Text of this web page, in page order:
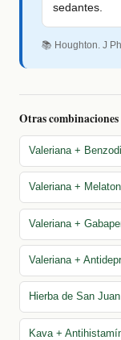
sedantes.
📚 Houghton. J
Otras combinaciones
Valeriana +
Valeriana +
Valeriana +
Valeriana +
Hierba de San
Kava +